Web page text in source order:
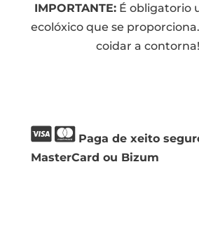
IMPORTANTE:É obligatorio
ecolóxico que se
coidar a contorna!
Paga de xeito
MasterCard ou Bizum